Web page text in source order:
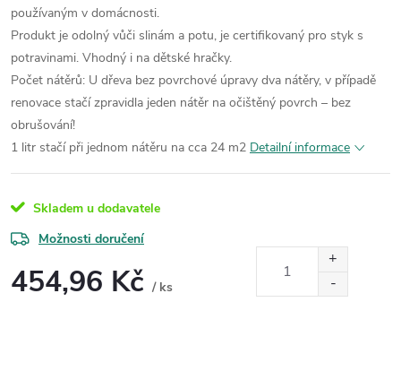
používaným v domácnosti.
Produkt je odolný vůči slinám a potu, je certifikovaný pro styk s
potravinami. Vhodný i na dětské hračky.
Počet nátěrů: U dřeva bez povrchové úpravy dva nátěry, v případě
renovace stačí zpravidla jeden nátěr na očištěný povrch – bez
obrušování!
1 litr stačí při jednom nátěru na cca 24 m2 Detailní informace
Skladem u dodavatele
Možnosti doručení
454,96 Kč / ks